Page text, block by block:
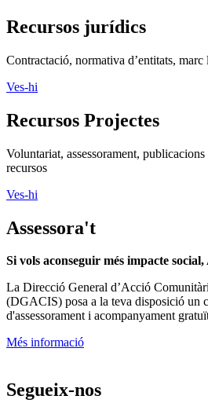
Ves-hi
Recursos jurídics
Contractació, normativa d’entitats, marc
Ves-hi
Recursos Projectes
recursos
Ves-hi
Assessora't
Si vols aconseguir més impacte
LaDirecció General d’Acció
d'assessorament i acompanyament